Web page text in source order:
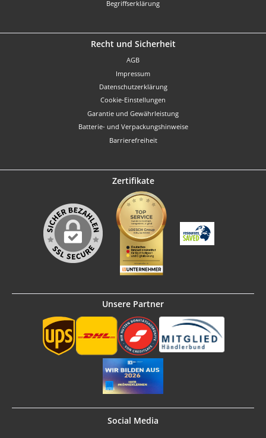
Begriffserklärung
Recht und Sicherheit
AGB
Impressum
Datenschutzerklärung
Cookie-Einstellungen
Garantie und Gewährleistung
Batterie- und Verpackungshinweise
Barrierefreiheit
Zertifikate
Unsere Partner
Social Media